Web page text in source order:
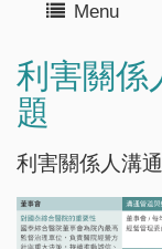
Menu
利害關係
題
利害關係人溝